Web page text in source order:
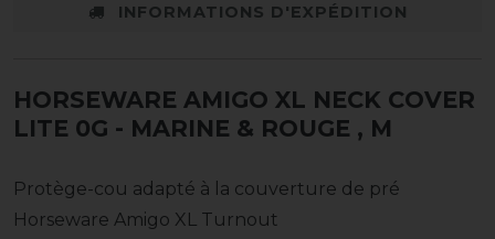
INFORMATIONS D'EXPÉDITION
HORSEWARE AMIGO XL NECK COVER
LITE 0G - MARINE & ROUGE , M
Protège-cou adapté à la couverture de pré
Horseware Amigo XL Turnout